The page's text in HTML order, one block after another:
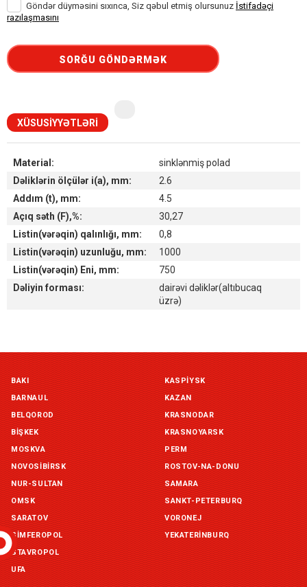
Göndər düyməsini sıxınca, Siz qəbul etmiş olursunuz İstifadəçi
razılaşmasını
SORĞU GÖNDƏRMƏK
XÜSUSIYYƏTLƏRI
Material:
sinklənmiş polad
Dəliklərin ölçülər i(a), mm:
2.6
Addım (t), mm:
4.5
Açıq səth (F),%:
30,27
Listin(vərəqin) qalınlığı, mm:
0,8
Listin(vərəqin) uzunluğu, mm:
1000
Listin(vərəqin) Eni, mm:
750
Dəliyin forması:
dairəvi dəliklər(altıbucaq
üzrə)
Симферополь склад (г. Симферополь, ул. Монтажная, 33а)
in stock:not in stock
Склад ГП и товаров (г. Воронеж, ул. Красный Октябрь, 1а, )
in stock:not in stock
Склад Екатеринбург (г. Екатеринбург, ул. Бисертская, д.1)
in stock:not in stock
Склад Казань (г. Казань, ул. Родины, д. 2)
in stock:not in stock
Склад Уфа (г. Уфа, ул. Центральная, д. 19Б )
in stock:not in stock
BAKI
BARNAUL
BELQOROD
BIŞKEK
KASPIYSK
KAZAN
KRASNODAR
KRASNOYARSK
MOSKVA
NOVOSIBIRSK
NUR-SULTAN
OMSK
PERM
ROSTOV-NA-DONU
SAMARA
SANKT-PETERBURQ
SARATOV
SIMFEROPOL
STAVROPOL
UFA
VORONEJ
YEKATERINBURQ